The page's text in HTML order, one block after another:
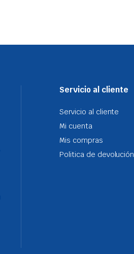
Servicio al cliente
Servicio al cliente
Mi cuenta
Mis compras
Politica de devolución